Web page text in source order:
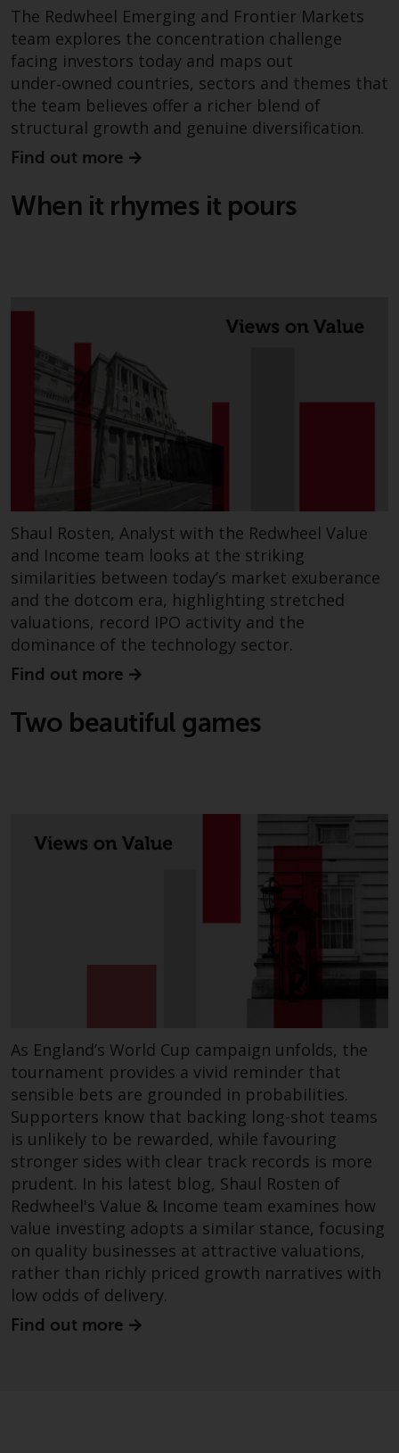
überdurchschnittliches Risiko und
sind als langfristig anzusehen.
Derivative Instrumente können
mit einem hohen Risiko
verbunden sein. Unterschiedliche
Arten von Fonds oder Anlagen
weisen unterschiedliche
Risikograde auf.
enthaltenen Informationen
werden so wie sie sind zur
Verfügung gestellt, können ohne
Vorankündigung geändert
werden und es wird keine
Garantie hinsichtlich ihrer
Genauigkeit, Vollständigkeit oder
Zweck übernommen. Redwheel
hat seine eigenen Ansichten und
Meinungen auf dieser Website
(oder denen seiner verbundenen
Unternehmen) geäußert, und
diese können sich ohne
Vorankündigung ändern.
Redwheel ist nicht verpflichtet,
Informationen zu aktualisieren,
und Leser sollten sich bei einer
ausschließlich auf die auf dieser
Website enthaltenen
Haftung
Obwohl Redwheel bestrebt ist,
Informationen auf dieser Website
Veröffentlichung korrekt und
vollständig sind, übernimmt
Redwheel keine Gewaehr noch
eines ihrer verbundenen
Unternehmen die
Angemessenheit, Genauigkeit
oder Vollständigkeit dieser
Informationen und übernehmen
keine Haftung, die sich aus dem
Vertrauen auf Ungenauigkeiten,
Auslassung in, oder Verwendung
von oder Vertrauen auf die
Informationen auf dieser Website
ergibt.
The Redwheel Emerging and Frontier Markets
team explores the concentration challenge
facing investors today and maps out
under‑owned countries, sectors and themes that
the team believes offer a richer blend of
structural growth and genuine diversification.
Find out more
When it rhymes it pours
Shaul Rosten, Analyst with the Redwheel Value
and Income team looks at the striking
similarities between today’s market exuberance
and the dotcom era, highlighting stretched
valuations, record IPO activity and the
dominance of the technology sector.
Find out more
Two beautiful games
As England’s World Cup campaign unfolds, the
tournament provides a vivid reminder that
sensible bets are grounded in probabilities.
Supporters know that backing long-shot teams
is unlikely to be rewarded, while favouring
stronger sides with clear track records is more
prudent. In his latest blog, Shaul Rosten of
Redwheel's Value & Income team examines how
value investing adopts a similar stance, focusing
on quality businesses at attractive valuations,
rather than richly priced growth narratives with
low odds of delivery.
Find out more